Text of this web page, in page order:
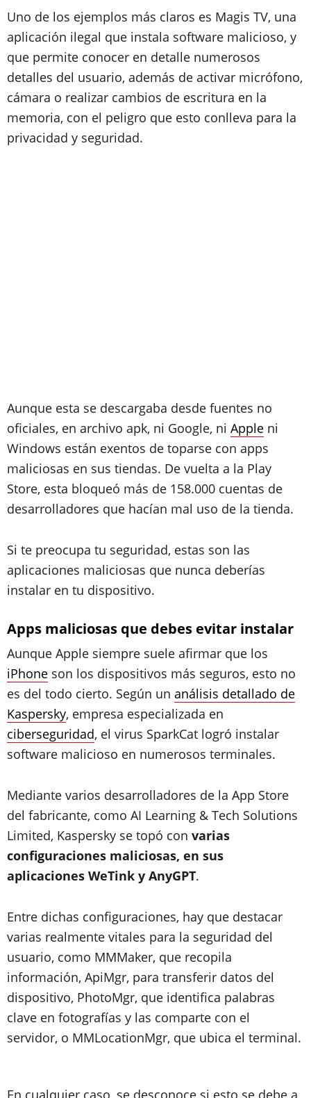
Uno de los ejemplos más claros es Magis TV, una
aplicación ilegal que instala software malicioso, y
que permite conocer en detalle numerosos
detalles del usuario, además de activar micrófono,
cámara o realizar cambios de escritura en la
memoria, con el peligro que esto conlleva para la
privacidad y seguridad.
Aunque esta se descargaba desde fuentes no
oficiales, en archivo apk, ni Google, ni Apple ni
Windows están exentos de toparse con apps
maliciosas en sus tiendas. De vuelta a la Play
Store, esta bloqueó más de 158.000 cuentas de
desarrolladores que hacían mal uso de la tienda.
Si te preocupa tu seguridad, estas son las
aplicaciones maliciosas que nunca deberías
instalar en tu dispositivo.
Apps maliciosas que debes evitar instalar
Aunque Apple siempre suele afirmar que los
iPhone son los dispositivos más seguros, esto no
es del todo cierto. Según un análisis detallado de
Kaspersky, empresa especializada en
ciberseguridad, el virus SparkCat logró instalar
software malicioso en numerosos terminales.
Mediante varios desarrolladores de la App Store
del fabricante, como AI Learning & Tech Solutions
Limited, Kaspersky se topó con varias
configuraciones maliciosas, en sus
aplicaciones WeTink y AnyGPT.
Entre dichas configuraciones, hay que destacar
varias realmente vitales para la seguridad del
usuario, como MMMaker, que recopila
información, ApiMgr, para transferir datos del
dispositivo, PhotoMgr, que identifica palabras
clave en fotografías y las comparte con el
servidor, o MMLocationMgr, que ubica el terminal.
En cualquier caso, se desconoce si esto se debe a